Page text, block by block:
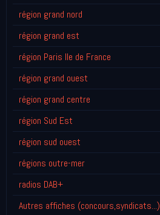
région grand nord
région grand est
région Paris Ile de France
région grand ouest
région grand centre
région Sud Est
région sud ouest
régions outre-mer
radios DAB+
Autres affiches (concours,syndicats...)